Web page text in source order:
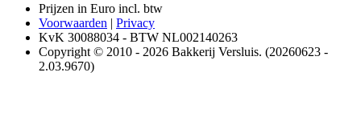
Prijzen in Euro incl. btw
Voorwaarden | Privacy
KvK 30088034 - BTW NL002140263
Copyright © 2010 - 2026 Bakkerij Versluis. (20260623 -
2.03.9670)